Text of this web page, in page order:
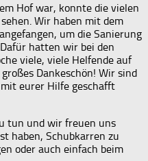
Hof war, konnte die vielen
Wir haben mit dem
um die Sanierung
hatten wir bei den
viele, viele Helfende auf
Dankeschön! Wir sind
eurer Hilfe geschafft
tun und wir freuen uns
haben, Schubkarren zu
oder auch einfach beim